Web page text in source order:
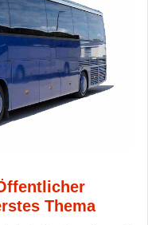
Thema